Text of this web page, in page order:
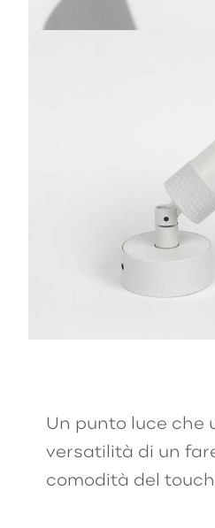
Un punto luce che
versatilità di un
comodità del